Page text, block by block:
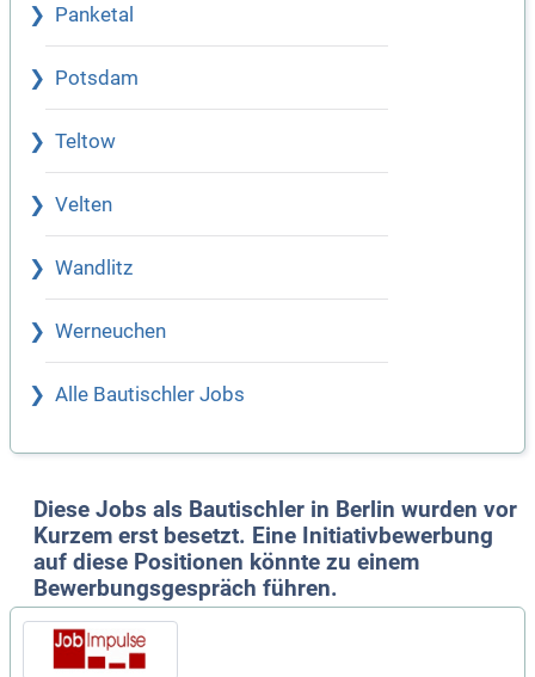
Panketal
Potsdam
Teltow
Velten
Wandlitz
Werneuchen
Alle Bautischler Jobs
Diese Jobs als Bautischler in Berlin wurden vor
Kurzem erst besetzt. Eine Initiativbewerbung
auf diese Positionen könnte zu einem
Bewerbungsgespräch führen.